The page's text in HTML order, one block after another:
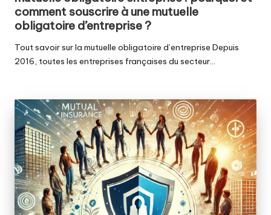
comment souscrire à une mutuelle
obligatoire d’entreprise ?
Tout savoir sur la mutuelle obligatoire d’entreprise Depuis
2016, toutes les entreprises françaises du secteur…